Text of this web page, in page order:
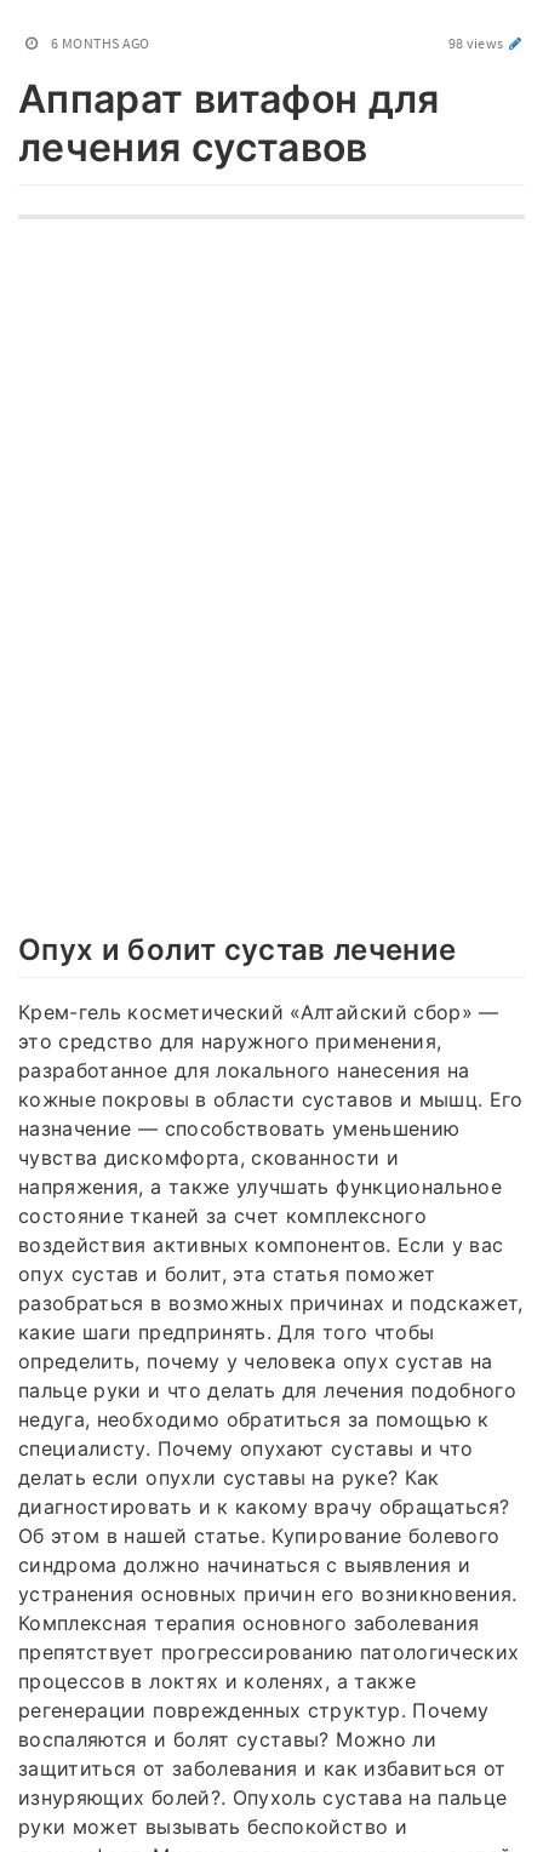
6 MONTHS AGO 98 views
Аппарат витафон для
лечения суставов
Опух и болит сустав лечение
Крем-гель косметический «Алтайский сбор» —
это средство для наружного применения,
разработанное для локального нанесения на
кожные покровы в области суставов и мышц. Его
назначение — способствовать уменьшению
чувства дискомфорта, скованности и
напряжения, а также улучшать функциональное
состояние тканей за счет комплексного
воздействия активных компонентов. Если у вас
опух сустав и болит, эта статья поможет
разобраться в возможных причинах и подскажет,
какие шаги предпринять. Для того чтобы
определить, почему у человека опух сустав на
пальце руки и что делать для лечения подобного
недуга, необходимо обратиться за помощью к
специалисту. Почему опухают суставы и что
делать если опухли суставы на руке? Как
диагностировать и к какому врачу обращаться?
Об этом в нашей статье. Купирование болевого
синдрома должно начинаться с выявления и
устранения основных причин его возникновения.
Комплексная терапия основного заболевания
препятствует прогрессированию патологических
процессов в локтях и коленях, а также
регенерации поврежденных структур. Почему
воспаляются и болят суставы? Можно ли
защититься от заболевания и как избавиться от
изнуряющих болей?. Опухоль сустава на пальце
руки может вызывать беспокойство и